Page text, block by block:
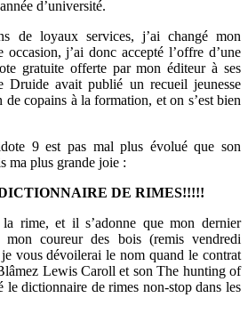
d’université.
de loyaux services, j’ai changé mon
j’ai donc accepté l’offre d’une
gratuite offerte par mon éditeur à ses
Druide avait publié un recueil jeunesse
de copains à la formation, et on s’est bien
9 est pas mal plus évolué que son
ma plus grande joie :
DE RIMES!!!!!
rime, et il s’adonne que mon dernier
coureur des bois (remis vendredi
vous dévoilerai le nom quand le contrat
Lewis Caroll et son The hunting of
le dictionnaire de rimes non-stop dans les